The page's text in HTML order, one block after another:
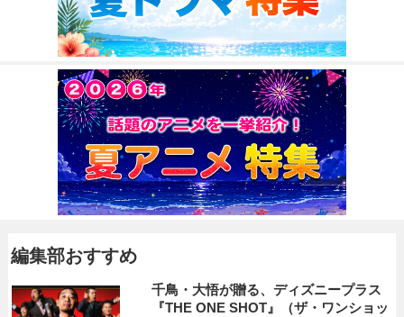
編集部おすすめ
千鳥・大悟が贈る、ディズニープラス
『THE ONE SHOT』（ザ・ワンショッ